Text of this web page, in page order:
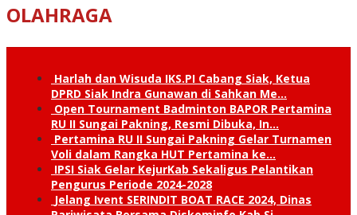
OLAHRAGA
Harlah dan Wisuda IKS.PI Cabang Siak, Ketua
DPRD Siak Indra Gunawan di Sahkan Me…
Open Tournament Badminton BAPOR Pertamina
RU II Sungai Pakning, Resmi Dibuka, In…
Pertamina RU II Sungai Pakning Gelar Turnamen
Voli dalam Rangka HUT Pertamina ke…
IPSI Siak Gelar KejurKab Sekaligus Pelantikan
Pengurus Periode 2024-2028
Jelang Ivent SERINDIT BOAT RACE 2024, Dinas